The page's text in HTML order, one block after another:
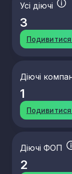
Усі діючі
3
Діючі
1
Діючі ФОП
2